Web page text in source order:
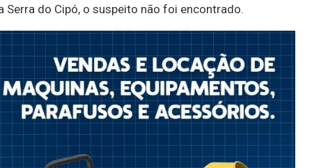
Serra do Cipó, o suspeito não foi encontrado.